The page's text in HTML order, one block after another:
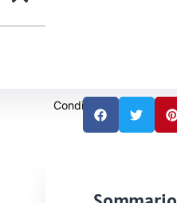
Condividere: